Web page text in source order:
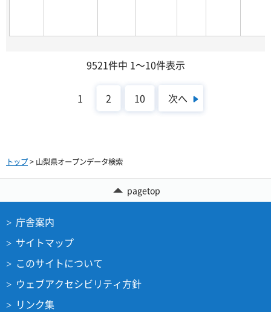
9521件中 1～10件表示
1 2 10 次へ
トップ> 山梨県オープンデータ検索
pagetop
庁舎案内
サイトマップ
このサイトについて
ウェブアクセシビリティ方針
リンク集